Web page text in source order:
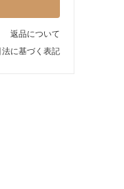
返品について
に基づく表記